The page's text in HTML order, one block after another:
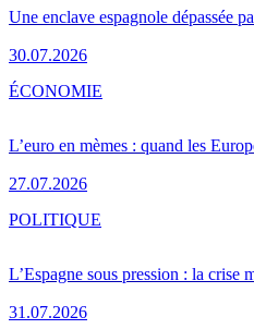
Une enclave espagnole dépassée
30.07.2026
L’euro en mèmes : quand les
27.07.2026
ÉCONOMIE
L’Espagne sous pression : la crise
31.07.2026
POLITIQUE